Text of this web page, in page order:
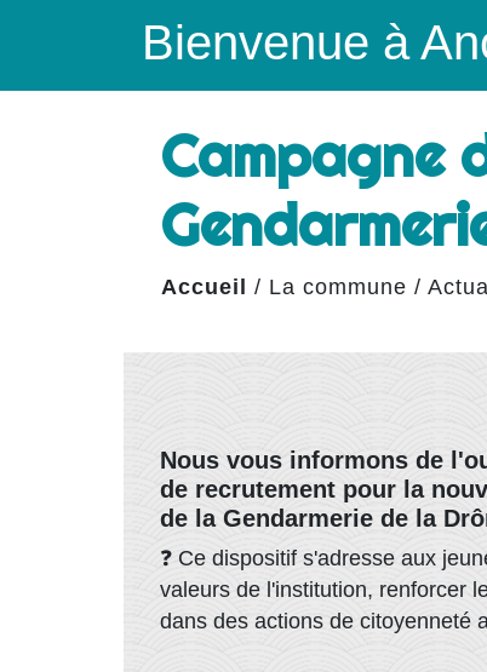
Bienvenue à
Campagne
Accueil / La commune /
Nous vous informons de
de recrutement pour la
de la Gendarmerie de la
❓ Ce dispositif s'adresse aux
valeurs de l'institution, renforcer
dans des actions de citoyenneté